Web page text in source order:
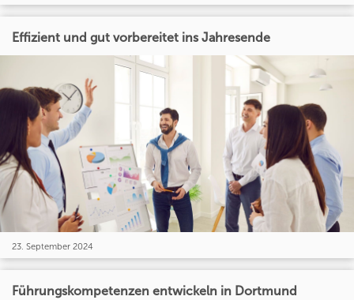
Effizient und gut vorbereitet ins Jahresende
23. September 2024
Führungskompetenzen entwickeln in Dortmund